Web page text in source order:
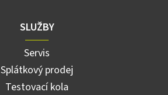
SLUŽBY
Servis
Splátkový prodej
Testovací kola